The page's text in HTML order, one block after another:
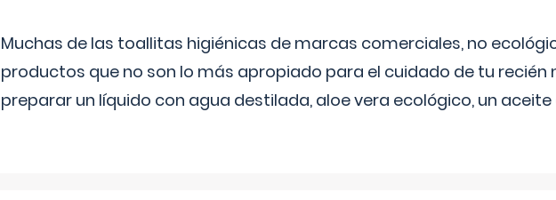
Muchas de las toallitas higiénicas de marcas comerciales, no
productos que no son lo más apropiado para el cuidado de tu recién
preparar un líquido con agua destilada, aloe vera ecológico, un